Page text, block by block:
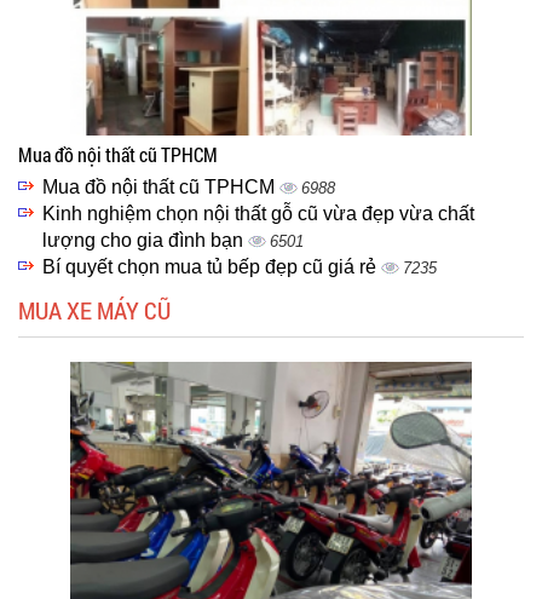
Mua đồ nội thất cũ TPHCM
Mua đồ nội thất cũ TPHCM 6988
Kinh nghiệm chọn nội thất gỗ cũ vừa đẹp vừa chất
lượng cho gia đình bạn
6501
Bí quyết chọn mua tủ bếp đẹp cũ giá rẻ 7235
MUA XE MÁY CŨ